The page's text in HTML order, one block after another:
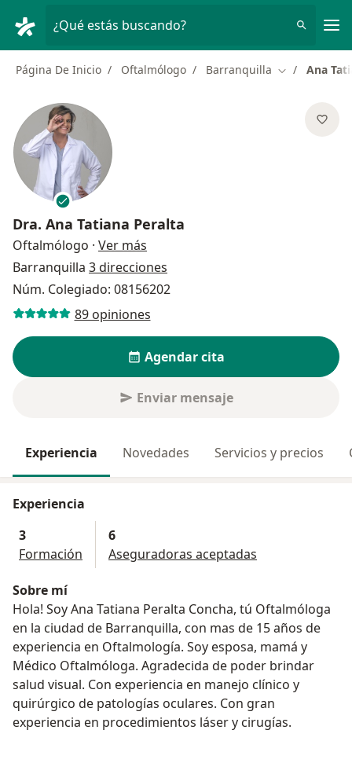
¿Qué estás buscando?
Página De Inicio Oftalmólogo Barranquilla Cambiar de
Ana
Dra. Ana Tatiana Peralta
Oftalmólogo · Ver más
Barranquilla 3 direcciones
Núm. Colegiado: 08156202
89 opiniones
Agendar cita
Enviar mensaje
Experiencia Novedades Servicios y precios
Experiencia
3
Formación
6
Aseguradoras aceptadas
Sobre mí
Hola! Soy Ana Tatiana Peralta Concha, tú Oftalmóloga
en la ciudad de Barranquilla, con mas de 15 años de
experiencia en Oftalmología. Soy esposa, mamá y
Médico Oftalmóloga. Agradecida de poder brindar
salud visual. Con experiencia en manejo clínico y
quirúrgico de patologías oculares. Con gran
experiencia en procedimientos láser y cirugías.